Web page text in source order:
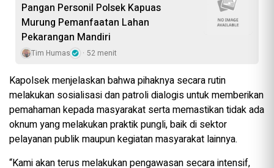
Pangan Personil Polsek Kapuas
Murung Pemanfaatan Lahan
Pekarangan Mandiri
Tim Humas 52 menit
Kapolsek menjelaskan bahwa pihaknya secara rutin
melakukan sosialisasi dan patroli dialogis untuk memberikan
pemahaman kepada masyarakat serta memastikan tidak ada
oknum yang melakukan praktik pungli, baik di sektor
pelayanan publik maupun kegiatan masyarakat lainnya.
“Kami akan terus melakukan pengawasan secara intensif,